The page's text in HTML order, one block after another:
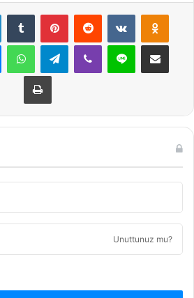
LinkedInTumblr PinterestReddit VKontakte
MessengerWhatsAppTelegramViber Line E-Posta ile
Yazdır
Unuttunuz mu?